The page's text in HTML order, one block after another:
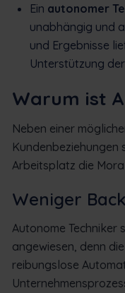
Ein autonomer
unabhängig und
und Ergebnisse
Unterstützung
Warum ist
Neben einer
Kundenbeziehungen
Arbeitsplatz die
Weniger
Autonome Techniker
angewiesen, denn
reibungslose